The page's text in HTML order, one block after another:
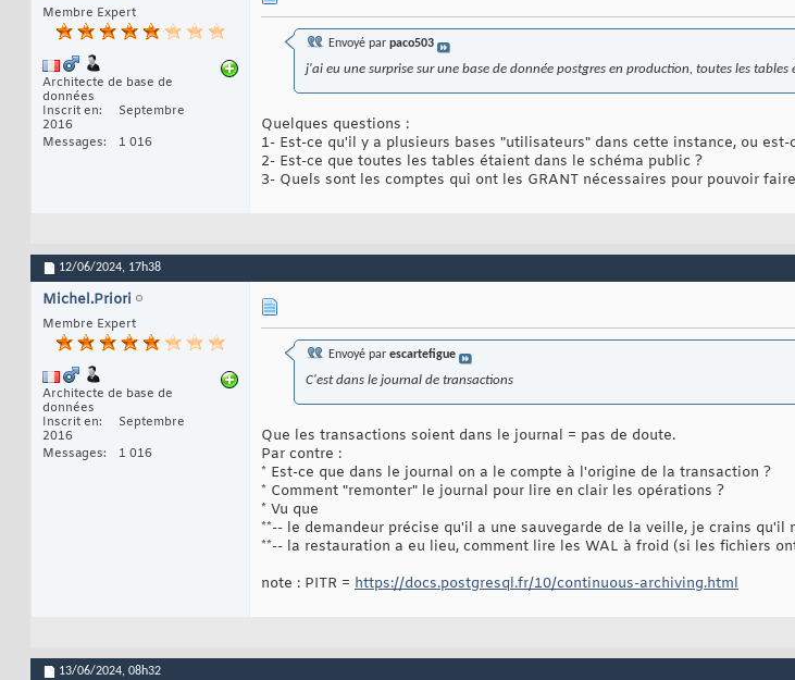
Membre Expert
Architecte de base de
données
Inscrit en
Septembre
2016
Messages
1 016
Envoyé par paco503
j'ai eu une surprise sur une base de donnée postgres en production, toutes les tables
Quelques questions :
1- Est-ce qu'il y a plusieurs bases "utilisateurs" dans cette instance, ou est-
2- Est-ce que toutes les tables étaient dans le schéma public ?
3- Quels sont les comptes qui ont les GRANT nécessaires pour pouvoir
12/06/2024, 17h38
Michel.Priori
Membre Expert
Architecte de base de
données
Inscrit en
Septembre
2016
Messages
1 016
Envoyé par escartefigue
C'est dans le journal de transactions
Que les transactions soient dans le journal = pas de doute.
Par contre :
* Est-ce que dans le journal on a le compte à l'origine de la transaction ?
* Comment "remonter" le journal pour lire en clair les opérations ?
* Vu que
**-- le demandeur précise qu'il a une sauvegarde de la veille, je crains qu'il
**-- la restauration a eu lieu, comment lire les WAL à froid (si les fichiers
note : PITR = https://docs.postgresql.fr/10/continuous-archiving.html
13/06/2024, 08h32